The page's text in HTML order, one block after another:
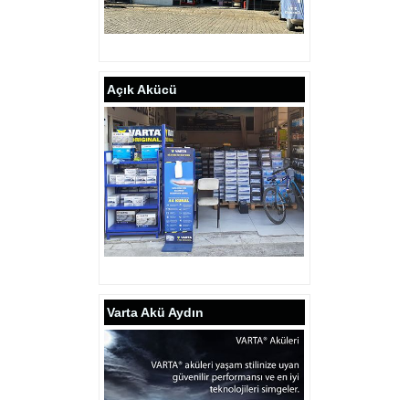
Açık Akücü
Varta Akü Aydın